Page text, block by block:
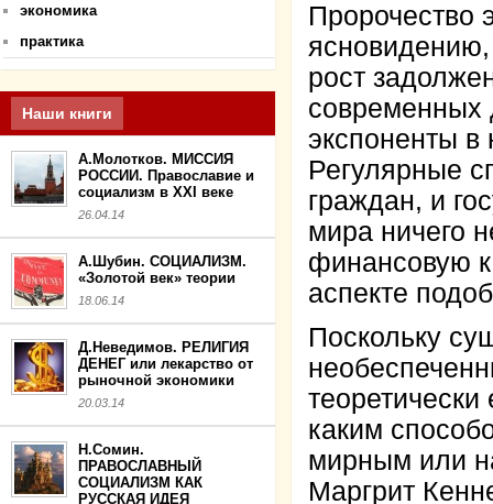
экономика
практика
Наши книги
А.Молотков. МИССИЯ
РОССИИ. Православие и
социализм в XXI веке
26.04.14
А.Шубин. СОЦИАЛИЗМ.
«Золотой век» теории
18.06.14
Д.Неведимов. РЕЛИГИЯ
ДЕНЕГ или лекарство от
рыночной экономики
20.03.14
Н.Сомин.
ПРАВОСЛАВНЫЙ
СОЦИАЛИЗМ КАК
РУССКАЯ ИДЕЯ
Пророчество
рост
современных
экспоненты
Регулярные
граждан, и
мира ничего
финансовую
аспекте
Поскольку
каким
мирным или
Маргрит